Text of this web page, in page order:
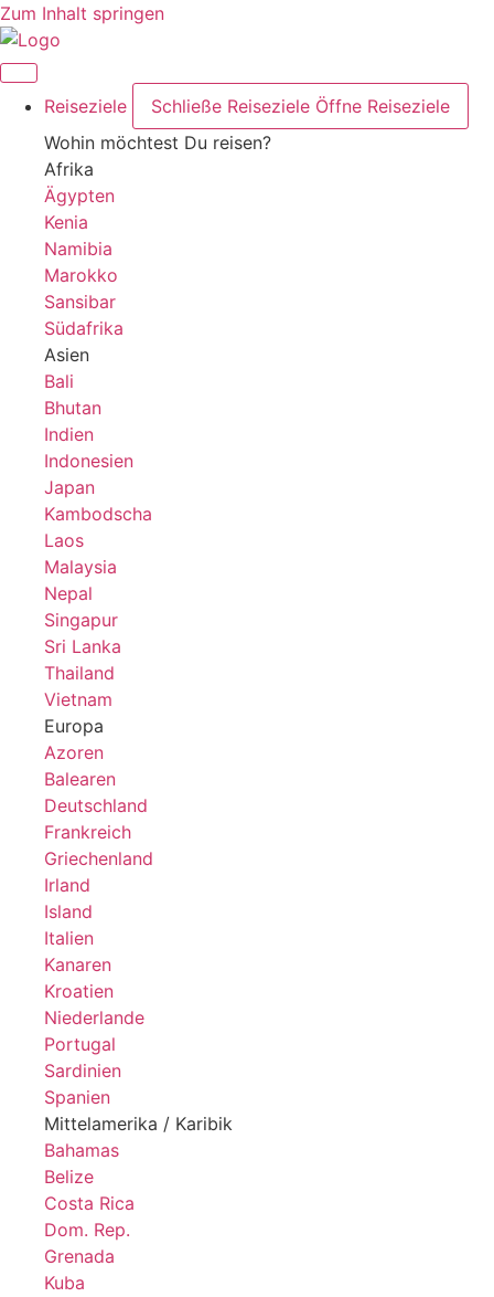
Zum Inhalt springen
Reiseziele Schließe Reiseziele Öffne Reiseziele
Wohin möchtest Du reisen?
Afrika
Ägypten
Kenia
Namibia
Marokko
Sansibar
Südafrika
Asien
Bali
Bhutan
Indien
Indonesien
Japan
Kambodscha
Laos
Malaysia
Nepal
Singapur
Sri Lanka
Thailand
Vietnam
Europa
Azoren
Balearen
Deutschland
Frankreich
Griechenland
Irland
Island
Italien
Kanaren
Kroatien
Niederlande
Portugal
Sardinien
Spanien
Mittelamerika / Karibik
Bahamas
Belize
Costa Rica
Dom. Rep.
Grenada
Kuba